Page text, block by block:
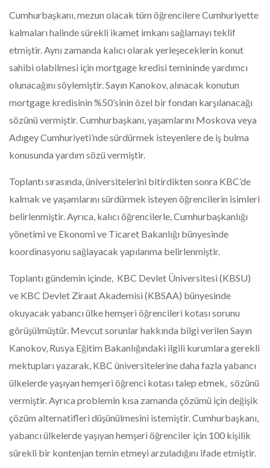
Cumhurbaşkanı, mezun olacak tüm öğrencilere Cumhuriyette
kalmaları halinde sürekli ikamet imkanı sağlamayı teklif
etmiştir. Aynı zamanda kalıcı olarak yerleşeceklerin konut
sahibi olabilmesi için mortgage kredisi temininde yardımcı
olunacağını söylemiştir. Sayın Kanokov, alınacak konutun
mortgage kredisinin %50’sinin özel bir fondan karşılanacağı
sözünü vermiştir. Cumhurbaşkanı, yaşamlarını Moskova veya
Adıgey Cumhuriyeti’nde sürdürmek isteyenlere de iş bulma
konusunda yardım sözü vermiştir.
Toplantı sırasında, üniversitelerini bitirdikten sonra KBC’de
kalmak ve yaşamlarını sürdürmek isteyen öğrencilerin isimleri
belirlenmiştir. Ayrıca, kalıcı öğrencilerle, Cumhurbaşkanlığı
yönetimi ve Ekonomi ve Ticaret Bakanlığı bünyesinde
koordinasyonu sağlayacak yapılanma belirlenmiştir.
Toplantı gündemin içinde, KBC Devlet Üniversitesi (KBSU)
ve KBC Devlet Ziraat Akademisi (KBSAA) bünyesinde
okuyacak yabancı ülke hemşeri öğrencileri kotası sorunu
görüşülmüştür. Mevcut sorunlar hakkında bilgi verilen Sayın
Kanokov, Rusya Eğitim Bakanlığındaki ilgili kurumlara gerekli
mektupları yazarak, KBC üniversitelerine daha fazla yabancı
ülkelerde yaşıyan hemşeri öğrenci kotası talep etmek, sözünü
vermiştir. Ayrıca problemin kısa zamanda çözümü için değişik
çözüm alternatifleri düşünülmesini istemiştir. Cumhurbaşkanı,
yabancı ülkelerde yaşıyan hemşeri öğrenciler için 100 kişilik
sürekli bir kontenjan temin etmeyi arzuladığını ifade etmiştir.